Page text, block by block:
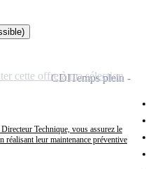
Technique, vous assurez le
réalisant leur maintenance préventive
CDITemps plein
cette offre à ma sélection